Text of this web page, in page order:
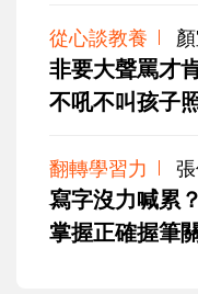
從心談教養
非要大聲罵才
不吼不叫孩子
翻轉學習力
寫字沒力喊累
掌握正確握筆